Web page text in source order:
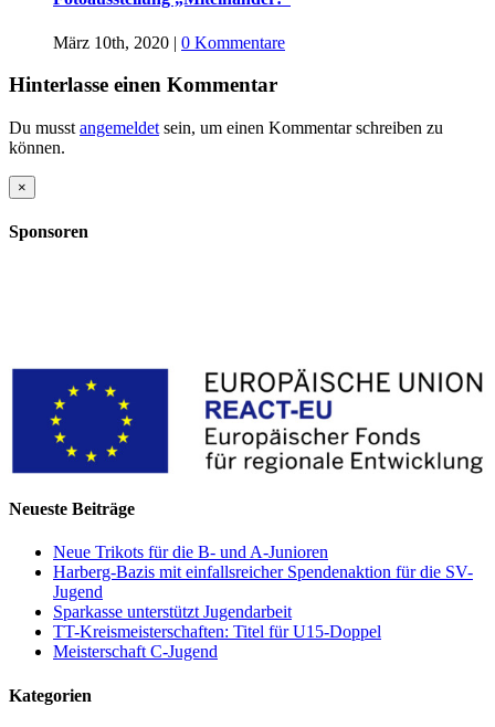
März 10th, 2020 | 0 Kommentare
Hinterlasse einen Kommentar
Du musst angemeldet sein, um einen Kommentar schreiben zu
können.
Close
product
view
×
Sponsoren
Neueste Beiträge
Neue Trikots für die B- und A-Junioren
Harberg-Bazis mit einfallsreicher Spendenaktion für die SV-
Jugend
Sparkasse unterstützt Jugendarbeit
TT-Kreismeisterschaften: Titel für U15-Doppel
Meisterschaft C-Jugend
Kategorien